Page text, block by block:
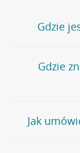
Gdzie
Jeśli szukasz
stronęPlacówki
wygodna
oddziałów
Gdzie
Bank Credit
telefonu do
Jak